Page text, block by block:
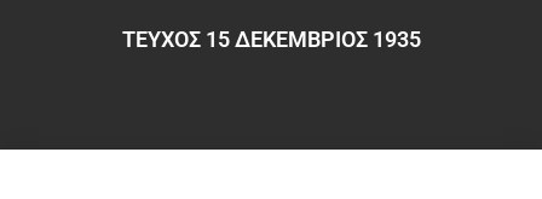
ΤΕΥΧΟΣ 15 ΔΕΚΕΜΒΡΙΟΣ 1935